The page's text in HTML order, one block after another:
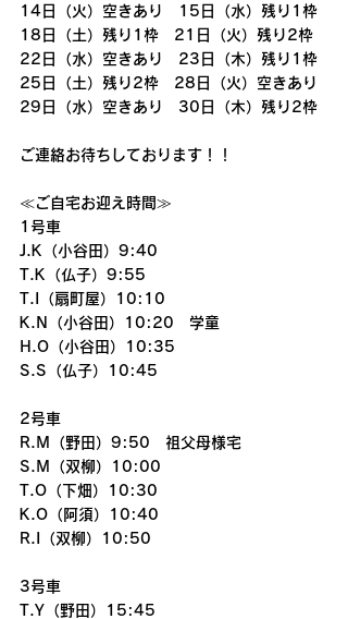
14日（火）空きあり　15日（水）残り1枠
18日（土）残り1枠　21日（火）残り2枠
22日（水）空きあり　23日（木）残り1枠
25日（土）残り2枠　28日（火）空きあり
29日（水）空きあり　30日（木）残り2枠
ご連絡お待ちしております！！
≪ご自宅お迎え時間≫
1号車
J.K（小谷田）9:40
T.K（仏子）9:55
T.I（扇町屋）10:10
K.N（小谷田）10:20　学童
H.O（小谷田）10:35
S.S（仏子）10:45
2号車
R.M（野田）9:50　祖父母様宅
S.M（双柳）10:00
T.O（下畑）10:30
K.O（阿須）10:40
R.I（双柳）10:50
3号車
T.Y（野田）15:45